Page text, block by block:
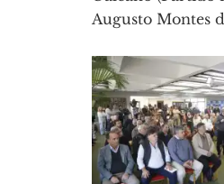
Augusto Montes